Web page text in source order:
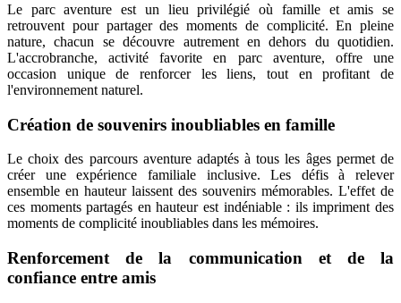
Le parc aventure est un lieu privilégié où famille et amis se
retrouvent pour partager des moments de complicité. En pleine
nature, chacun se découvre autrement en dehors du quotidien.
L'accrobranche, activité favorite en parc aventure, offre une
occasion unique de renforcer les liens, tout en profitant de
l'environnement naturel.
Création de souvenirs inoubliables en famille
Le choix des parcours aventure adaptés à tous les âges permet de
créer une expérience familiale inclusive. Les défis à relever
ensemble en hauteur laissent des souvenirs mémorables. L'effet de
ces moments partagés en hauteur est indéniable : ils impriment des
moments de complicité inoubliables dans les mémoires.
Renforcement de la communication et de la
confiance entre amis